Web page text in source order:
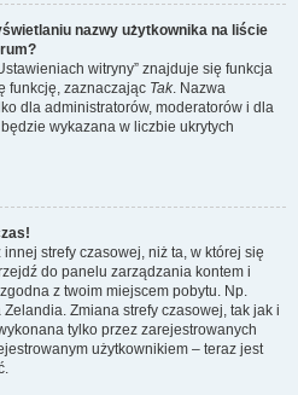
nazwy użytkownika na liście
witryny” znajduje się funkcja
funkcję, zaznaczając Tak. Nazwa
dla administratorów, moderatorów i dla
wykazana w liczbie ukrytych
strefy czasowej, niż ta, w której się
do panelu zarządzania kontem i
z twoim miejscem pobytu. Np.
Zmiana strefy czasowej, tak jak i
tylko przez zarejestrowanych
użytkownikiem – teraz jest